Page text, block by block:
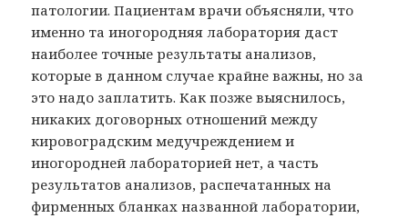
патологии. Пациентам врачи объясняли, что
именно та иногородняя лаборатория даст
наиболее точные результаты анализов,
которые в данном случае крайне важны, но за
это надо заплатить. Как позже выяснилось,
никаких договорных отношений между
кировоградским медучреждением и
иногородней лабораторией нет, а часть
результатов анализов, распечатанных на
фирменных бланках названной лаборатории,